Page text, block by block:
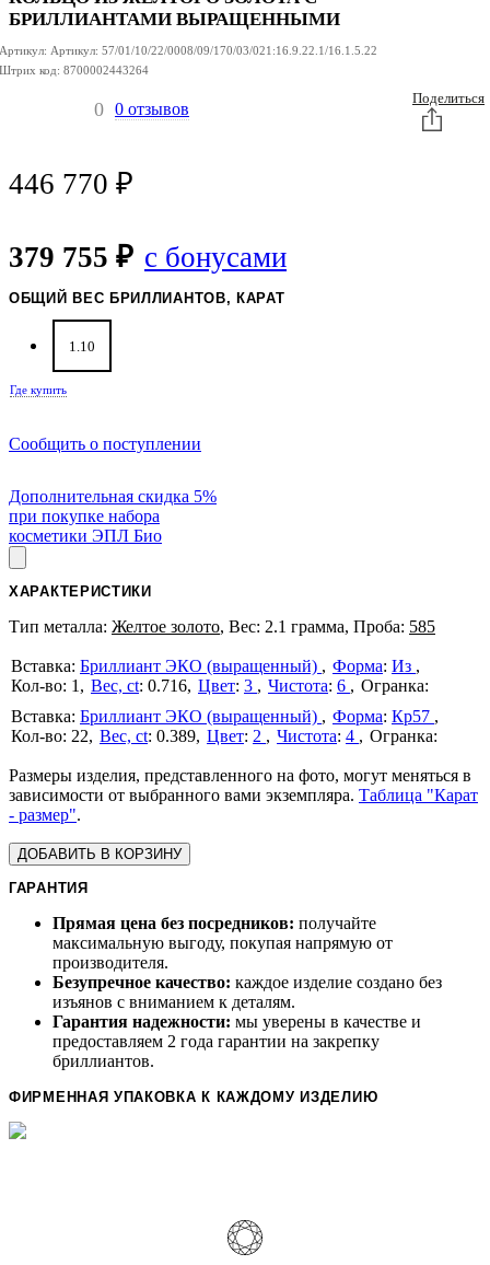
БРИЛЛИАНТАМИ ВЫРАЩЕННЫМИ
Артикул: Артикул: 57/01/10/22/0008/09/170/03/021:16.9.22.1/16.1.5.22
Штрих код: 8700002443264
0 0 отзывов
Поделиться
446 770 ₽
379 755 ₽ с бонусами
ОБЩИЙ ВЕС БРИЛЛИАНТОВ, КАРАТ
1.10
Где купить
Сообщить о поступлении
Дополнительная скидка 5%
при покупке набора
косметики ЭПЛ Био
ХАРАКТЕРИСТИКИ
Тип металла: Желтое золото, Вес: 2.1 грамма, Проба: 585
Бриллиант ЭКО (выращенный) Форма: Из
1
Вес, ct: 0.716 Цвет: 3 Чистота: 6
Бриллиант ЭКО (выращенный)
Форма: Кр57
22
Вес, ct: 0.389 Цвет: 2 Чистота: 4
Размеры изделия, представленного на фото, могут меняться в
зависимости от выбранного вами экземпляра. Таблица "Карат
- размер".
ДОБАВИТЬ В КОРЗИНУ
ГАРАНТИЯ
Прямая цена без посредников: получайте
максимальную выгоду, покупая напрямую от
производителя.
Безупречное качество: каждое изделие создано без
изъянов с вниманием к деталям.
Гарантия надежности: мы уверены в качестве и
предоставляем 2 года гарантии на закрепку
бриллиантов.
ФИРМЕННАЯ УПАКОВКА К КАЖДОМУ ИЗДЕЛИЮ